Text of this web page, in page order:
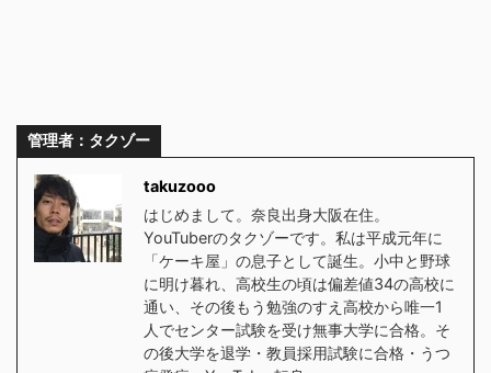
管理者：タクゾー
takuzooo
はじめまして。奈良出身大阪在住。
YouTuberのタクゾーです。私は平成元年に
「ケーキ屋」の息子として誕生。小中と野球
に明け暮れ、高校生の頃は偏差値34の高校に
通い、その後もう勉強のすえ高校から唯一1
人でセンター試験を受け無事大学に合格。そ
の後大学を退学・教員採用試験に合格・うつ